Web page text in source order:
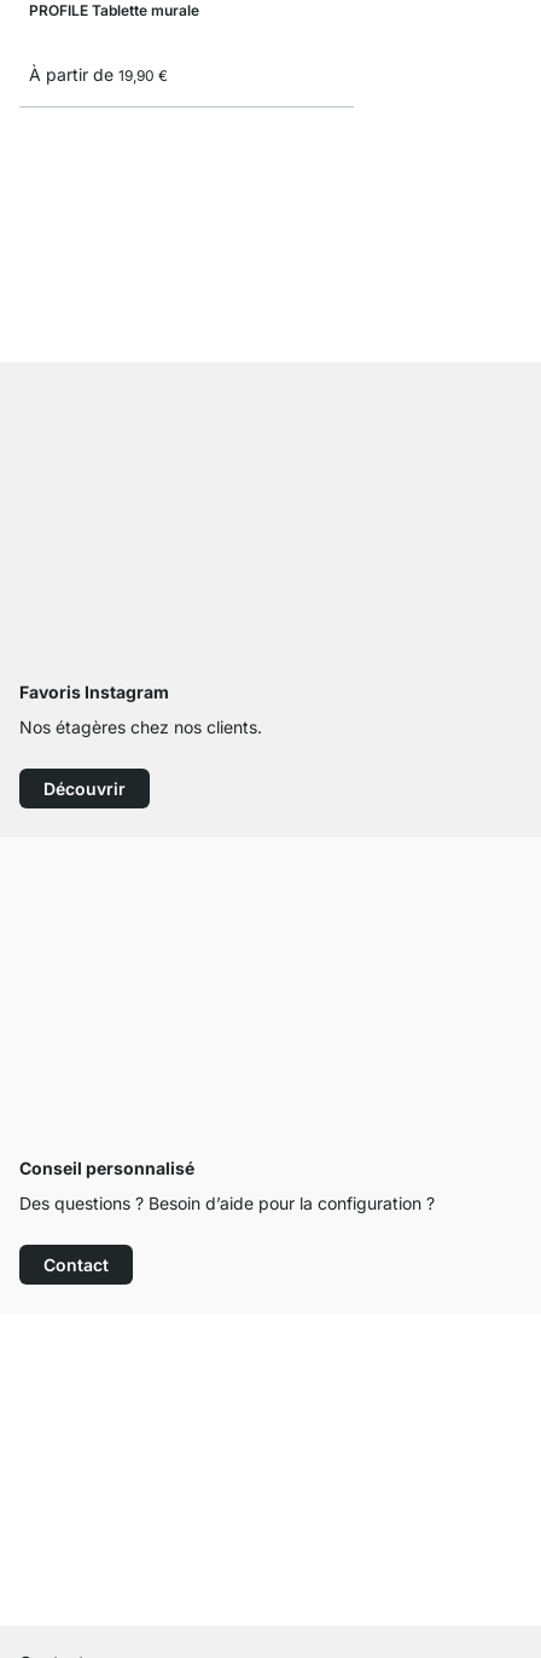
PROFILE Tablette murale
À partir de 19,90 €
Favoris Instagram
Nos étagères chez nos clients.
Découvrir
Conseil personnalisé
Des questions ? Besoin d’aide pour la configuration ?
Contact